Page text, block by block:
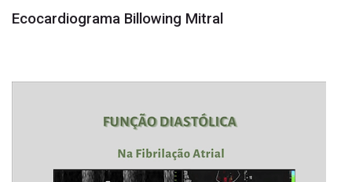
Ecocardiograma Billowing Mitral